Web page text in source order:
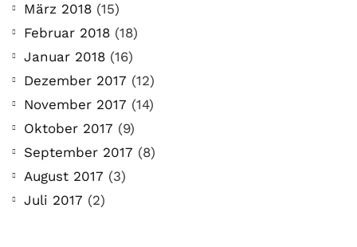
März 2018 (15)
Februar 2018 (18)
Januar 2018 (16)
Dezember 2017 (12)
November 2017 (14)
Oktober 2017 (9)
September 2017 (8)
August 2017 (3)
Juli 2017 (2)